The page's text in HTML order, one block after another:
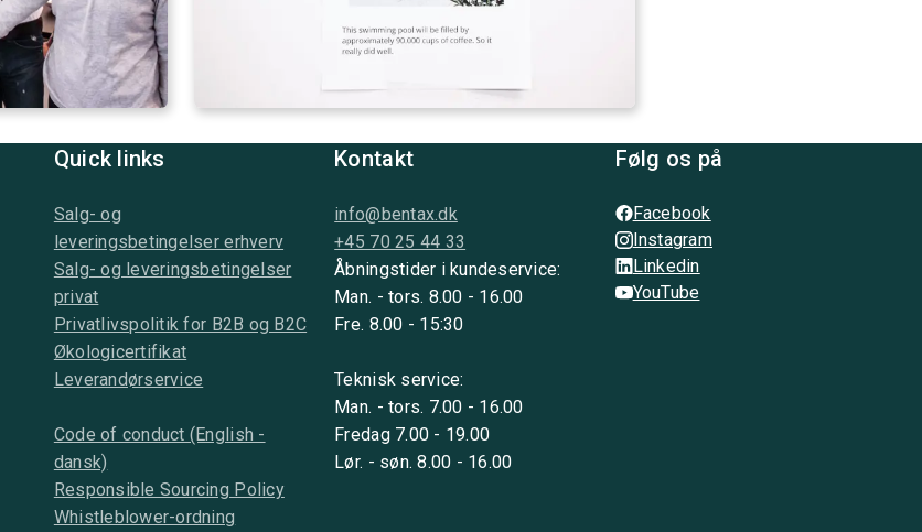
Quick links
Salg- og
leveringsbetingelser erhverv
Salg- og leveringsbetingelser
privat
Privatlivspolitik for B2B og B2C
Økologicertifikat
Leverandørservice
Code of conduct (English -
dansk)
Responsible Sourcing Policy
Whistleblower-ordning
Kontakt
info@bentax.dk
+45 70 25 44 33
Åbningstider i kundeservice:
Man. - tors. 8.00 - 16.00
Fre. 8.00 - 15:30
Teknisk service:
Man. - tors. 7.00 - 16.00
Fredag 7.00 - 19.00
Lør. - søn. 8.00 - 16.00
Følg os på
Facebook
Instagram
Linkedin
YouTube